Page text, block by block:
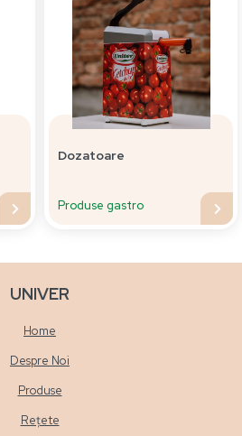
Dozatoare
Produse gastro
UNIVER
Home
Despre Noi
Produse
Rețete